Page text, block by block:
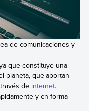
de comunicaciones y
que constituye una
planeta, que aportan
de internet.
y en forma